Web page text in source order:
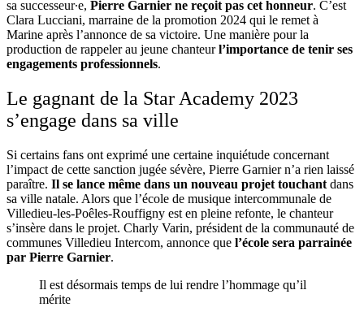
sa successeur∙e, Pierre Garnier ne reçoit pas cet honneur. C’est
Clara Lucciani, marraine de la promotion 2024 qui le remet à
Marine après l’annonce de sa victoire. Une manière pour la
production de rappeler au jeune chanteurl’importance de tenir ses
engagements professionnels.
Le gagnant de la Star Academy 2023
s’engage dans sa ville
Si certains fans ont exprimé une certaine inquiétude concernant
l’impact de cette sanction jugée sévère, Pierre Garnier n’a rien laissé
paraître. Il se lance même dans un nouveau projet touchant dans
sa ville natale. Alors que l’école de musique intercommunale de
Villedieu-les-Poêles-Rouffigny est en pleine refonte, le chanteur
s’insère dans le projet. Charly Varin, président de la communauté de
communes Villedieu Intercom, annonce que l’école sera parrainée
par Pierre Garnier.
Il est désormais temps de lui rendre l’hommage qu’il
mérite